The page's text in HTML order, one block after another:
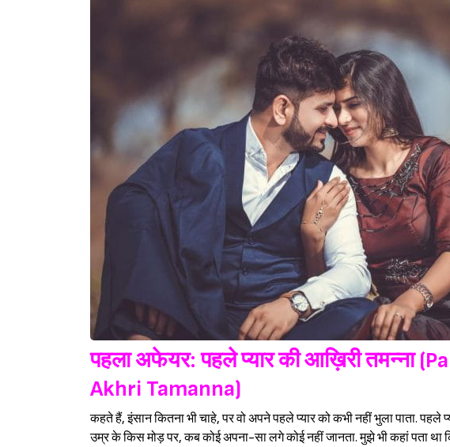
पहला अफेयर: पहले प्यार की आख़िरी तमन्ना
Akhri Tamanna)
कहते हैं, इंसान कितना भी चाहे, पर वो अपने पहले प्यार को कभी नहीं भुला पाता. पहले
उम्र के किस मोड़ पर, कब कोई अपना-सा लगे कोई नहीं जानता. मुझे भी कहां पता